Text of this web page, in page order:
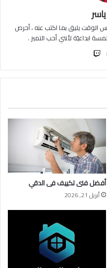
الوقت يليق بما اكتب عنه ، أحرص
ابداعيّة لأنني أحب التميز .
انستقرام
أفضل فنى تكييف فى الدقي
أبريل 21, 2026